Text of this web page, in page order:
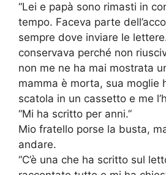
“Lei e papà sono rimasti in
tempo. Faceva parte
sempre dove inviare le
conservava perché non
non me ne ha mai mostrata
mamma è morta, sua moglie
scatola in un cassetto e me
“Mi ha scritto per anni.”
Mio fratello porse la busta,
andare.
“C’è una che ha scritto sul